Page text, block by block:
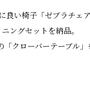
良い椅子「ゼブラチェ
ングセットを納品。
「クローバーテーブル